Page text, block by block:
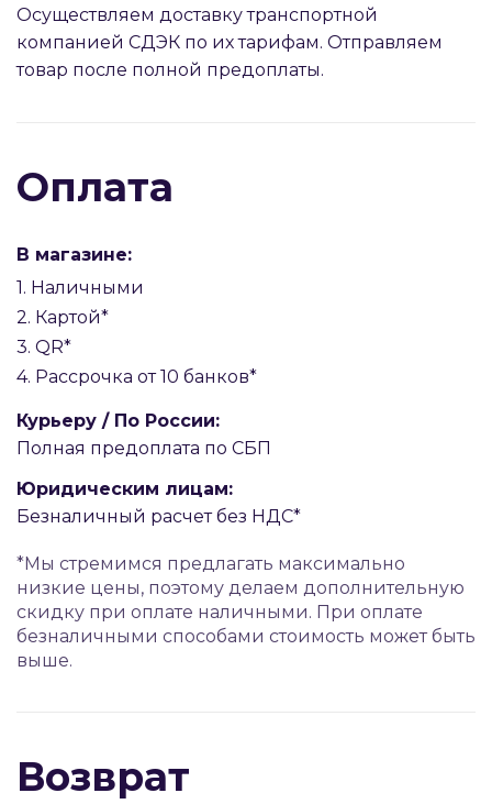
Осуществляем доставку транспортной
компанией СДЭК по их тарифам. Отправляем
товар после полной предоплаты.
Оплата
В магазине:
1. Наличными
2. Картой*
3. QR*
4. Рассрочка от 10 банков*
Курьеру / По России:
Полная предоплата по СБП
Юридическим лицам:
Безналичный расчет без НДС*
*Мы стремимся предлагать максимально
низкие цены, поэтому делаем дополнительную
скидку при оплате наличными. При оплате
безналичными способами стоимость может быть
выше.
Возврат